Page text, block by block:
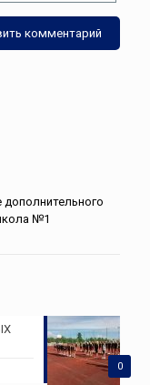
№1
0